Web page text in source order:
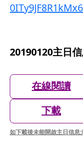
20190120主日
在線閱讀
下載
如下載後未能開啟主日信